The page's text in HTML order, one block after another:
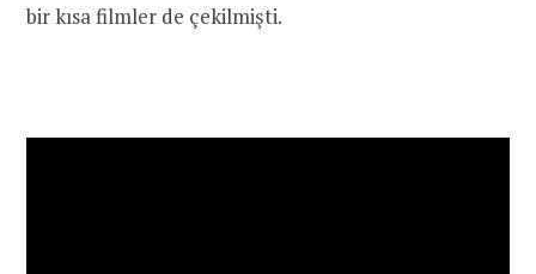
bir kısa filmler de çekilmişti.